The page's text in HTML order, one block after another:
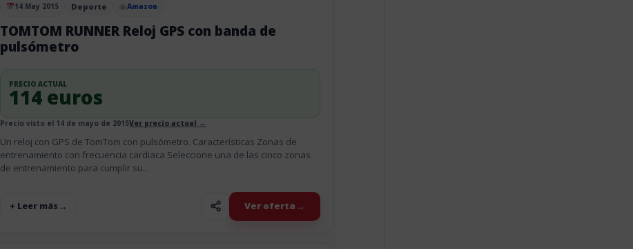
Publicado el
14 May 2015 Deporte Amazon
TOMTOM RUNNER Reloj GPS con banda de
pulsómetro
PRECIO ACTUAL
114 euros
Precio visto el 14 de mayo de 2015Ver precio actual →
Un reloj con GPS de TomTom con pulsómetro. Características Zonas de
entrenamiento con frecuencia cardiaca Seleccione una de las cinco zonas
de entrenamiento para cumplir su...
+ Leer más Ver oferta